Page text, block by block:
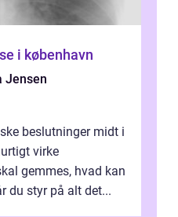
i københavn
Jensen
beslutninger midt i
virke
gemmes, hvad kan
du styr på alt det...